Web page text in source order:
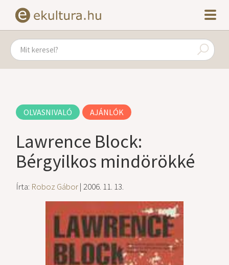
OLVASNIVALÓ AJÁNLÓK
Lawrence Block:
Bérgyilkos mindörökké
Írta: Roboz Gábor| 2006. 11. 13.